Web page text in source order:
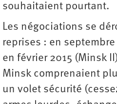
souhaitaient pourtant.
Les négociations se
reprises : en
en février 2015 (Minsk
Minsk comprenaient
un volet sécurité